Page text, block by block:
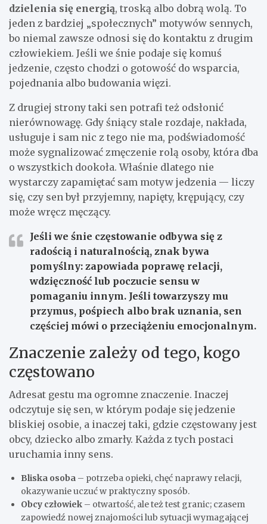
dzielenia się energią, troską albo dobrą wolą. To
jeden z bardziej „społecznych” motywów sennych,
bo niemal zawsze odnosi się do kontaktu z drugim
człowiekiem. Jeśli we śnie podaje się komuś
jedzenie, często chodzi o gotowość do wsparcia,
pojednania albo budowania więzi.
Z drugiej strony taki sen potrafi też odsłonić
nierównowagę. Gdy śniący stale rozdaje, nakłada,
usługuje i sam nic z tego nie ma, podświadomość
może sygnalizować zmęczenie rolą osoby, która dba
o wszystkich dookoła. Właśnie dlatego nie
wystarczy zapamiętać sam motyw jedzenia — liczy
się, czy sen był przyjemny, napięty, krępujący, czy
może wręcz męczący.
Jeśli we śnie częstowanie odbywa się z
radością i naturalnością, znak bywa
pomyślny: zapowiada poprawę relacji,
wdzięczność lub poczucie sensu w
pomaganiu innym. Jeśli towarzyszy mu
przymus, pośpiech albo brak uznania, sen
częściej mówi o przeciążeniu emocjonalnym.
Znaczenie zależy od tego, kogo
częstowano
Adresat gestu ma ogromne znaczenie. Inaczej
odczytuje się sen, w którym podaje się jedzenie
bliskiej osobie, a inaczej taki, gdzie częstowany jest
obcy, dziecko albo zmarły. Każda z tych postaci
uruchamia inny sens.
Bliska osoba – potrzeba opieki, chęć naprawy relacji,
okazywanie uczuć w praktyczny sposób.
Obcy człowiek – otwartość, ale też test granic; czasem
zapowiedź nowej znajomości lub sytuacji wymagającej